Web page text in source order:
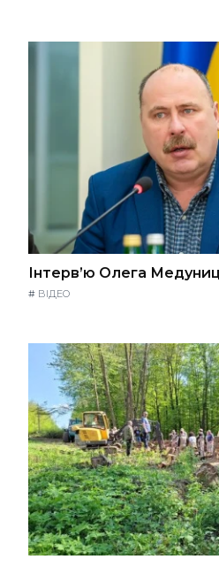
Інтерв’ю Олега
# ВІДЕО